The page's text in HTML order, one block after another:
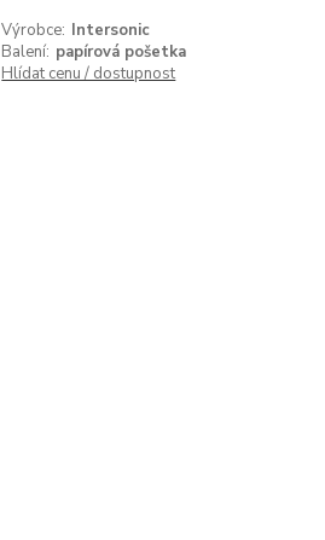
Výrobce: Intersonic
Balení: papírová pošetka
Hlídat cenu / dostupnost